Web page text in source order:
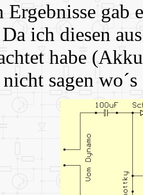
Ergebnisse
ich diesen
habe
sagen